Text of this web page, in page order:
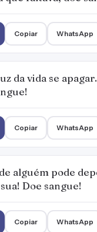
Copiar WhatsApp
da vida se
Copiar WhatsApp
alguém pode
Doe sangue!
Copiar WhatsApp